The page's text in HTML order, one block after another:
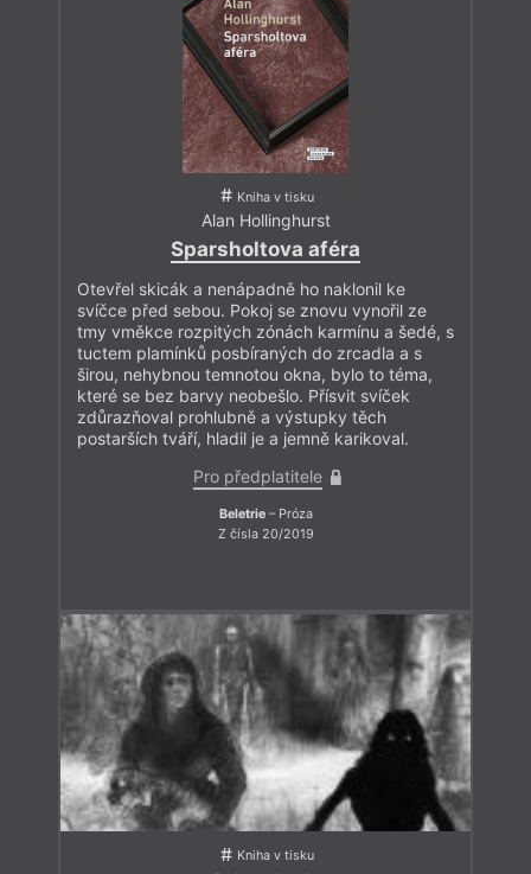
Kniha v tisku
Alan Hollinghurst
Sparsholtova aféra
Otevřel skicák a nenápadně ho naklonil ke
svíčce před sebou. Pokoj se znovu vynořil ze
tmy vměkce rozpitých zónách karmínu a šedé, s
tuctem plamínků posbíraných do zrcadla a s
širou, nehybnou temnotou okna, bylo to téma,
které se bez barvy neobešlo. Přísvit svíček
zdůrazňoval prohlubně a výstupky těch
postarších tváří, hladil je a jemně karikoval.
Pro předplatitele
Beletrie– Próza
Z čísla 20/2019
Kniha v tisku